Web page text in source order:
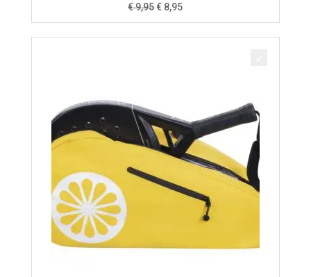
€9,95Oorspronkelijke
prijs
was:
€ 8,95Huidige
prijs
is: